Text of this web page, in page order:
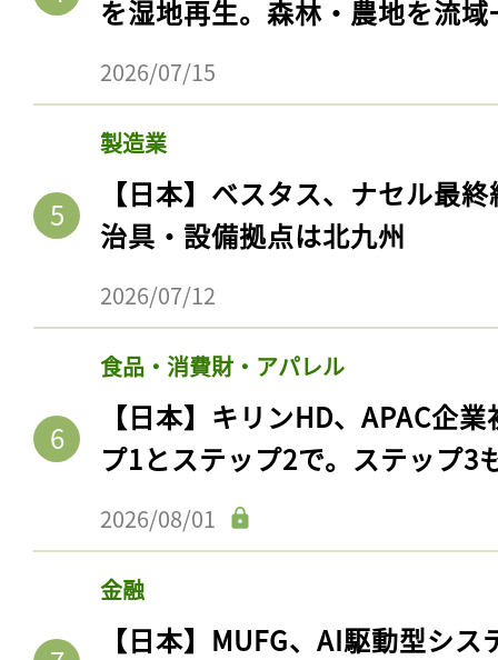
を湿地再生。森林・農地を流
2026/07/15
製造業
【日本】ベスタス、ナセル最
治具・設備拠点は北九州
2026/07/12
食品・消費財・アパレル
【日本】キリンHD、APAC企
プ1とステップ2で。ステップ3
2026/08/01
金融
【日本】MUFG、AI駆動型シ